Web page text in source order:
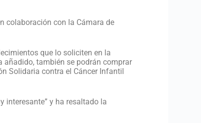
colaboración con la Cámara de
que lo soliciten en la
añadido, también se podrán comprar
Solidaria contra el Cáncer Infantil
interesante” y ha resaltado la